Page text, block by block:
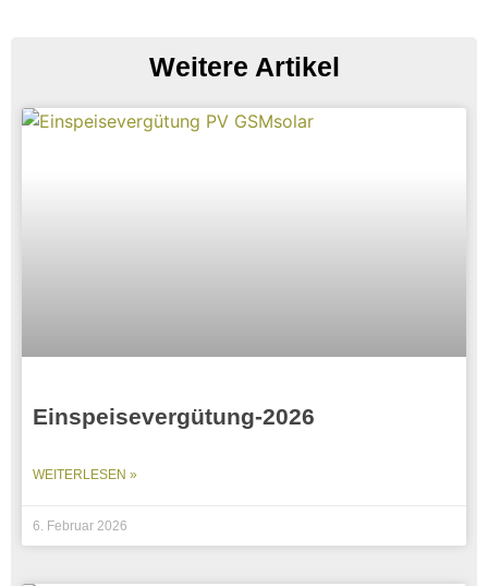
Weitere Artikel
Einspeisevergütung-2026
WEITERLESEN »
6. Februar 2026